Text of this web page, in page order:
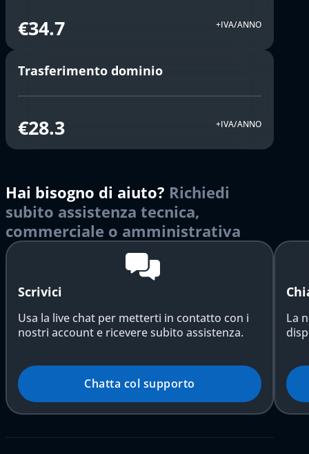
€34.7 +IVA/ANNO
Trasferimento dominio
€28.3 +IVA/ANNO
Hai bisogno di aiuto? Richiedi
subito assistenza tecnica,
commerciale o amministrativa
Scrivici
Usa la live chat per metterti in contatto con i
nostri account e ricevere subito assistenza.
Chatta col supporto
La